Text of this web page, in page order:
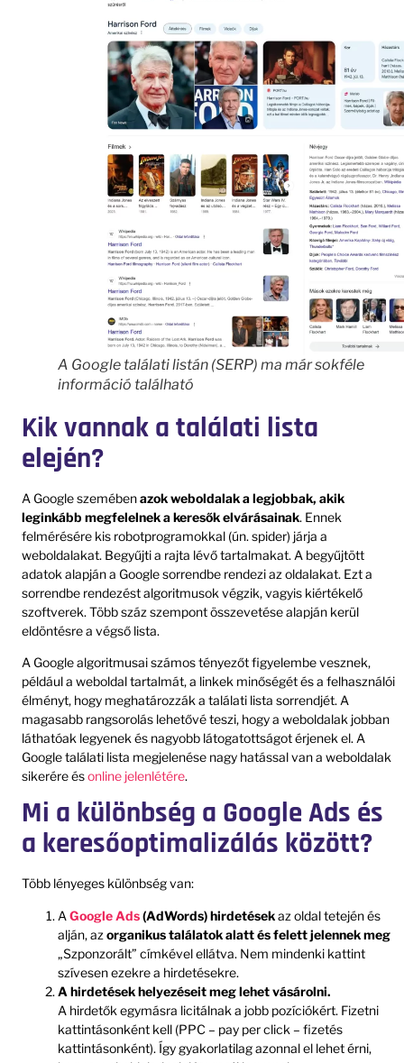
A Google találati listán (SERP) ma már sokféle
információ található
Kik vannak a találati lista
elején?
A Google szemébenazok weboldalak a legjobbak, akik
leginkább megfelelnek a keresők elvárásainak. Ennek
felmérésére kis robotprogramokkal (ún. spider) járja a
weboldalakat. Begyűjti a rajta lévő tartalmakat. A begyűjtött
adatok alapján a Google sorrendbe rendezi az oldalakat. Ezt a
sorrendbe rendezést algoritmusok végzik, vagyis kiértékelő
szoftverek. Több száz szempont összevetése alapján kerül
eldöntésre a végső lista.
A Google algoritmusai számos tényezőt figyelembe vesznek,
például a weboldal tartalmát, a linkek minőségét és a felhasználói
élményt, hogy meghatározzák a találati lista sorrendjét. A
magasabb rangsorolás lehetővé teszi, hogy a weboldalak jobban
láthatóak legyenek és nagyobb látogatottságot érjenek el. A
Google találati lista megjelenése nagy hatással van a weboldalak
sikerére ésonline jelenlétére.
Mi a különbség a Google Ads és
a keresőoptimalizálás között?
Több lényeges különbség van:
AGoogle Ads(AdWords) hirdetésekaz oldal tetején és
alján, az organikus találatok alatt és felett jelennek meg
„Szponzorált” címkével ellátva. Nem mindenki kattint
szívesen ezekre a hirdetésekre.
A hirdetések helyezéseit meg lehet vásárolni.
A hirdetők egymásra licitálnak a jobb pozíciókért. Fizetni
kattintásonként kell (PPC – pay per click – fizetés
kattintásonként). Így gyakorlatilag azonnal el lehet érni,